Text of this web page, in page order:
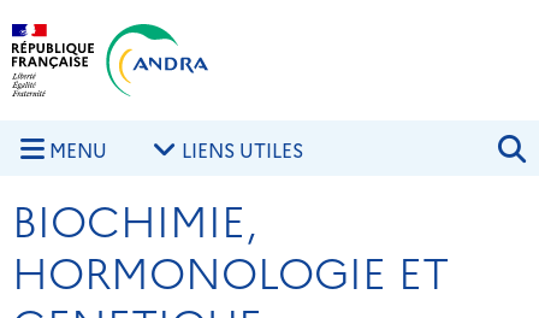
Aller au contenu principal
MENU LIENS UTILES
BIOCHIMIE,
HORMONOLOGIE ET